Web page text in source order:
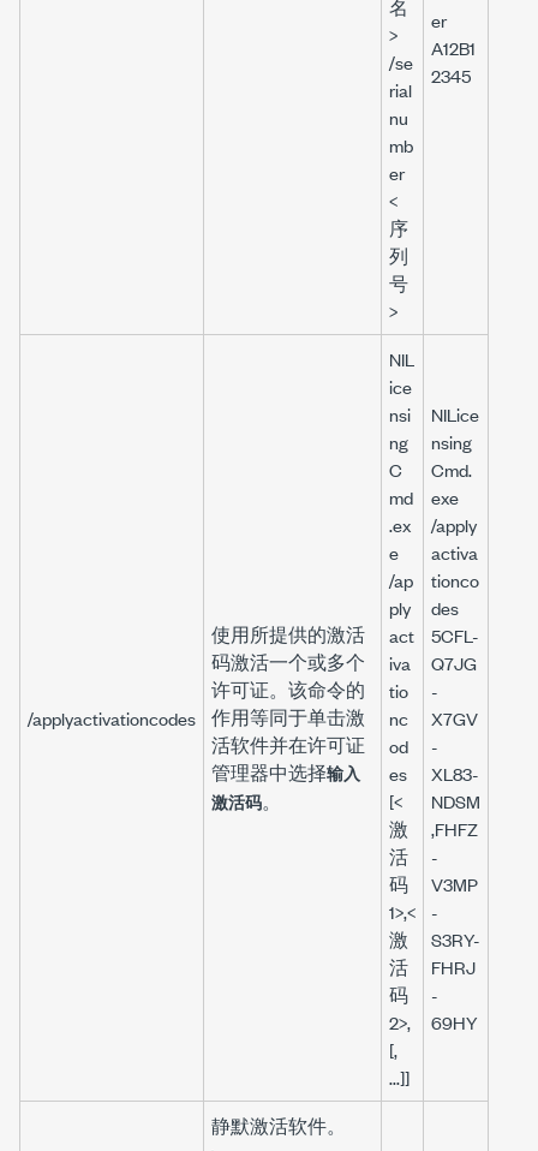
名
>
/se
rial
nu
mb
er
<
序
列
号
>
er
A12B1
2345
/applyactivationcodes
使用所提供的激活
码激活一个或多个
许可证。该命令的
作用等同于单击激
活软件并在许可证
管理器中选择输入
激活码。
NIL
ice
nsi
ng
C
md
.ex
e
/ap
ply
act
iva
tio
nc
od
es
[<
激
活
码
1>,<
激
活
码
2>,
[,
...]]
NILice
nsing
Cmd.
exe
/apply
activa
tionco
des
5CFL-
Q7JG
-
X7GV
-
XL83-
NDSM
,FHFZ
-
V3MP
-
S3RY-
FHRJ
-
69HY
静默激活软件。